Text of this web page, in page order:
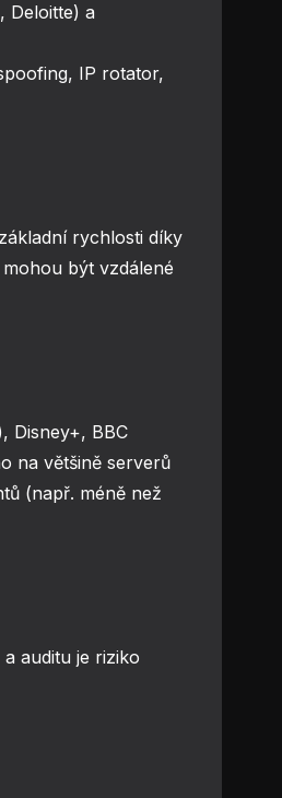
Deloitte) a
IP rotator,
rychlosti díky
být vzdálené
Disney+, BBC
na většině serverů
(např. méně než
auditu je riziko